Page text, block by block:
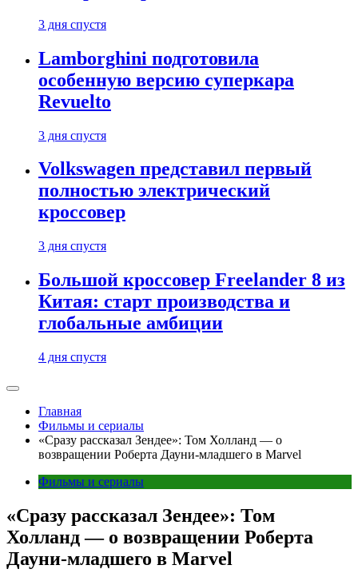
3 дня спустя
Lamborghini подготовила
особенную версию суперкара
Revuelto
3 дня спустя
Volkswagen представил первый
полностью электрический
кроссовер
3 дня спустя
Большой кроссовер Freelander 8 из
Китая: старт производства и
глобальные амбиции
4 дня спустя
Главная
Фильмы и сериалы
«Сразу рассказал Зендее»: Том Холланд — о
возвращении Роберта Дауни-младшего в Marvel
Фильмы и сериалы
«Сразу рассказал Зендее»: Том
Холланд — о возвращении Роберта
Дауни-младшего в Marvel